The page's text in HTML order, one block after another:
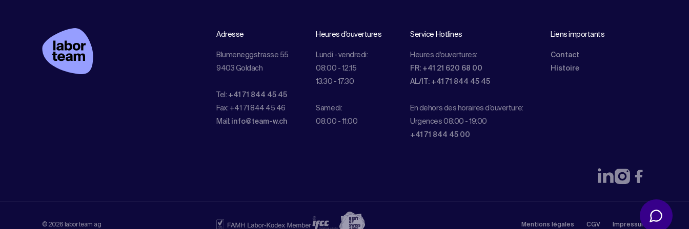
Adresse
Blumeneggstrasse 55
9403 Goldach
Tel: +41 71 844 45 45
Fax: +41 71 844 45 46
Mail: info@team-w.ch
Heures d'ouvertures
Lundi - vendredi:
08:00 - 12:15
13:30 - 17:30
Samedi:
08:00 - 11:00
Service Hotlines
Heures d'ouvertures:
FR: +41 21 620 68 00
AL/IT: +41 71 844 45 45
En dehors des horaires d’ouverture:
Urgences 08:00 - 19:00
+41 71 844 45 00
Liens importants
Contact
Histoire
© 2026 labor team ag Mentions légales CGV Impressum